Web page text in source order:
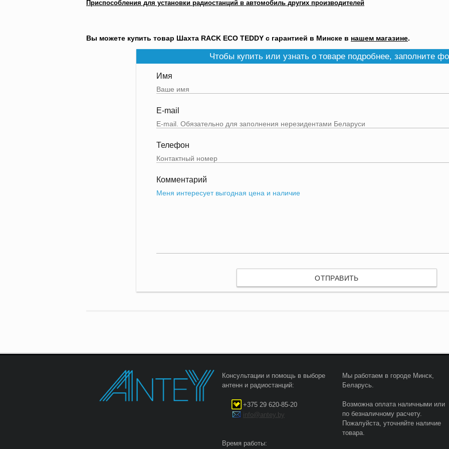
Приспособления для установки радиостанций в автомобиль других производителей
Вы можете купить товар Шахта RACK ECO TEDDY с гарантией в Минске в нашем магазине.
Чтобы купить или узнать о товаре подробнее, заполните
Имя
E-mail
Телефон
Комментарий
Консультации и помощь в выборе
антенн и радиостанций:
+375 29 620-85-20
info@antey.by
Время работы:
Мы работаем в городе Минск,
Беларусь.
Возможна оплата наличными или
по безналичному расчету.
Пожалуйста, уточняйте наличие
товара.